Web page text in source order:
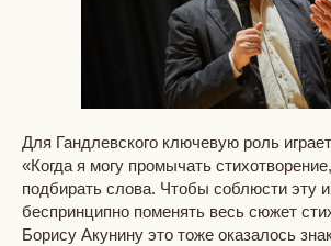
Для Гандлевского ключевую роль
«Когда я могу промычать
подбирать слова. Чтобы соблюсти эту
беспринципно поменять весь сюжет
Борису Акунину это тоже оказалось